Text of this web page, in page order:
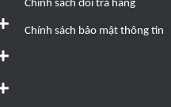
Chính sách đổi trả hàng
Chính sách bảo mật thông tin